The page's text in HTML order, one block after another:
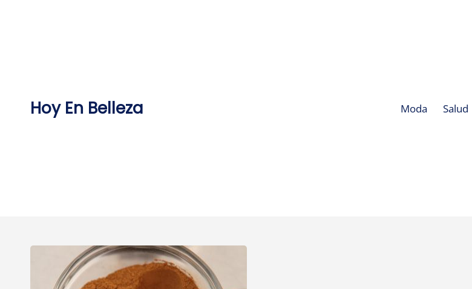
Hoy En Belleza Moda Salud